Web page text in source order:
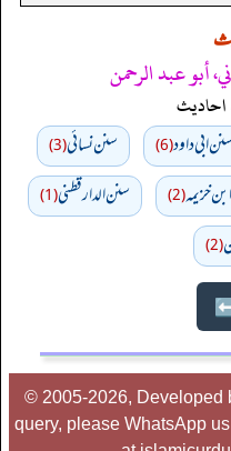
أبو عبد الرحمن
احادیث
سنن ابي داود(6) سنن نسائي(3)
خزيمه(2) سنن الدارقطني(1)
(2)
© 2005-2026, Developed
query, please WhatsApp